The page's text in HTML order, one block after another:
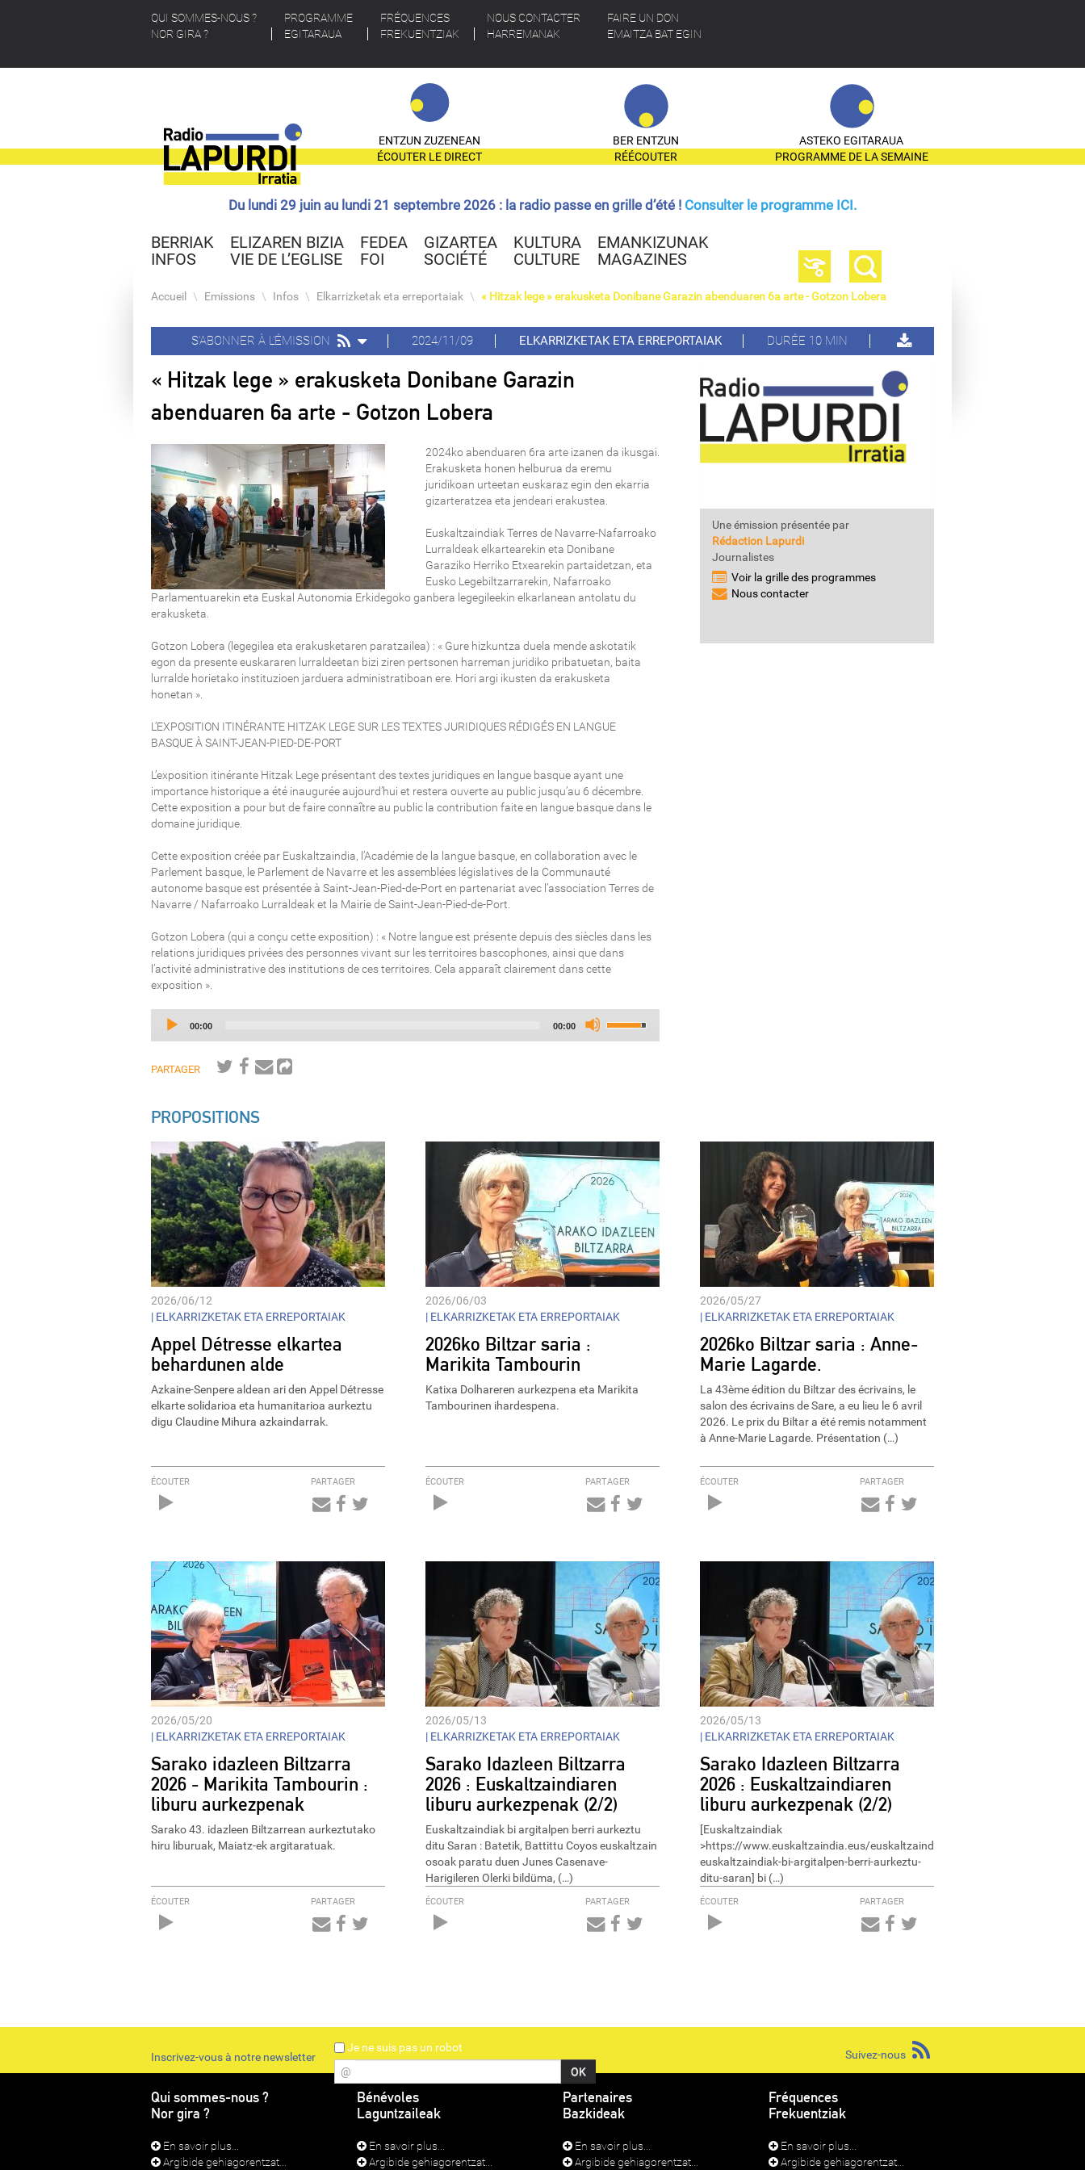
QUI SOMMES-NOUS ?
NOR GIRA ?
PROGRAMME
EGITARAUA
FRÉQUENCES
FREKUENTZIAK
NOUS CONTACTER
HARREMANAK
FAIRE UN DON
EMAITZA BAT EGIN
ENTZUN ZUZENEAN
ÉCOUTER LE DIRECT
BER ENTZUN
RÉÉCOUTER
ASTEKO EGITARAUA
PROGRAMME DE LA SEMAINE
Du lundi 29 juin au lundi 21 septembre 2026 : la radio passe en grille d’été ! Consulter le programme ICI.
BERRIAK
INFOS
ELIZAREN BIZIA
VIE DE L’EGLISE
FEDEA
FOI
GIZARTEA
SOCIÉTÉ
KULTURA
CULTURE
EMANKIZUNAK
MAGAZINES
Accueil \ Emissions \ Infos \ Elkarrizketak eta erreportaiak \ « Hitzak lege » erakusketa Donibane Garazin abenduaren 6a arte - Gotzon Lobera
S'ABONNER À L'ÉMISSION 2024/11/09 ELKARRIZKETAK ETA ERREPORTAIAK DURÉE 10 MIN
« Hitzak lege » erakusketa Donibane Garazin
abenduaren 6a arte - Gotzon Lobera
2024ko abenduaren 6ra arte izanen da ikusgai.
Erakusketa honen helburua da eremu
juridikoan urteetan euskaraz egin den ekarria
gizarteratzea eta jendeari erakustea.
Euskaltzaindiak Terres de Navarre-Nafarroako
Lurraldeak elkartearekin eta Donibane
Garaziko Herriko Etxearekin partaidetzan, eta
Eusko Legebiltzarrarekin, Nafarroako
Parlamentuarekin eta Euskal Autonomia Erkidegoko ganbera legegileekin elkarlanean antolatu du
erakusketa.
Gotzon Lobera (legegilea eta erakusketaren paratzailea) : « Gure hizkuntza duela mende askotatik
egon da presente euskararen lurraldeetan bizi ziren pertsonen harreman juridiko pribatuetan, baita
lurralde horietako instituzioen jarduera administratiboan ere. Hori argi ikusten da erakusketa
honetan ».
L’EXPOSITION ITINÉRANTE HITZAK LEGE SUR LES TEXTES JURIDIQUES RÉDIGÉS EN LANGUE
BASQUE À SAINT-JEAN-PIED-DE-PORT
L’exposition itinérante Hitzak Lege présentant des textes juridiques en langue basque ayant une
importance historique a été inaugurée aujourd’hui et restera ouverte au public jusqu’au 6 décembre.
Cette exposition a pour but de faire connaître au public la contribution faite en langue basque dans le
domaine juridique.
Cette exposition créée par Euskaltzaindia, l’Académie de la langue basque, en collaboration avec le
Parlement basque, le Parlement de Navarre et les assemblées législatives de la Communauté
autonome basque est présentée à Saint-Jean-Pied-de-Port en partenariat avec l’association Terres de
Navarre / Nafarroako Lurraldeak et la Mairie de Saint-Jean-Pied-de-Port.
Gotzon Lobera (qui a conçu cette exposition) : « Notre langue est présente depuis des siècles dans les
relations juridiques privées des personnes vivant sur les territoires bascophones, ainsi que dans
l’activité administrative des institutions de ces territoires. Cela apparaît clairement dans cette
exposition ».
Current
00:00
Total
00:00
Up/Down
volume.
PARTAGER
Une émission présentée par
Rédaction Lapurdi
Journalistes
Voir la grille des programmes
Nous contacter
PROPOSITIONS
2026/06/12
| ELKARRIZKETAK ETA ERREPORTAIAK
Appel Détresse elkartea
behardunen alde
Azkaine-Senpere aldean ari den Appel Détresse
elkarte solidarioa eta humanitarioa aurkeztu
digu Claudine Mihura azkaindarrak.
ÉCOUTER PARTAGER
2026/06/03
| ELKARRIZKETAK ETA ERREPORTAIAK
2026ko Biltzar saria :
Marikita Tambourin
Katixa Dolhareren aurkezpena eta Marikita
Tambourinen ihardespena.
ÉCOUTER PARTAGER
2026/05/27
| ELKARRIZKETAK ETA ERREPORTAIAK
2026ko Biltzar saria : Anne-
Marie Lagarde.
La 43ème édition du Biltzar des écrivains, le
salon des écrivains de Sare, a eu lieu le 6 avril
2026. Le prix du Biltar a été remis notamment
à Anne-Marie Lagarde. Présentation (…)
ÉCOUTER PARTAGER
2026/05/20
| ELKARRIZKETAK ETA ERREPORTAIAK
Sarako idazleen Biltzarra
2026 - Marikita Tambourin :
liburu aurkezpenak
Sarako 43. idazleen Biltzarrean aurkeztutako
hiru liburuak, Maiatz-ek argitaratuak.
ÉCOUTER PARTAGER
2026/05/13
| ELKARRIZKETAK ETA ERREPORTAIAK
Sarako Idazleen Biltzarra
2026 : Euskaltzaindiaren
liburu aurkezpenak (2/2)
Euskaltzaindiak bi argitalpen berri aurkeztu
ditu Saran : Batetik, Battittu Coyos euskaltzain
osoak paratu duen Junes Casenave-
Harigileren Olerki bildüma, (…)
ÉCOUTER PARTAGER
2026/05/13
| ELKARRIZKETAK ETA ERREPORTAIAK
Sarako Idazleen Biltzarra
2026 : Euskaltzaindiaren
liburu aurkezpenak (2/2)
[Euskaltzaindiak
>https://www.euskaltzaindia.eus/euskaltzaindia/komunikazioa/plazaberri/
euskaltzaindiak-bi-argitalpen-berri-aurkeztu-
ditu-saran] bi (…)
ÉCOUTER PARTAGER
Inscrivez-vous à notre newsletter
Je ne suis pas un robot
@
Suivez-nous
Qui sommes-nous ?
Nor gira ?
En savoir plus...
Argibide gehiagorentzat...
Bénévoles
Laguntzaileak
En savoir plus...
Argibide gehiagorentzat...
Partenaires
Bazkideak
En savoir plus...
Argibide gehiagorentzat...
Fréquences
Frekuentziak
En savoir plus...
Argibide gehiagorentzat...